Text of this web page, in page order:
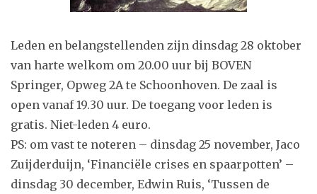
Leden en belangstellenden zijn dinsdag 28 oktober
van harte welkom om 20.00 uur bij BOVEN
Springer, Opweg 2A te Schoonhoven. De zaal is
open vanaf 19.30 uur. De toegang voor leden is
gratis. Niet-leden 4 euro.
PS: om vast te noteren – dinsdag 25 november, Jaco
Zuijderduijn, ‘Financiële crises en spaarpotten’ –
dinsdag 30 december, Edwin Ruis, ‘Tussen de